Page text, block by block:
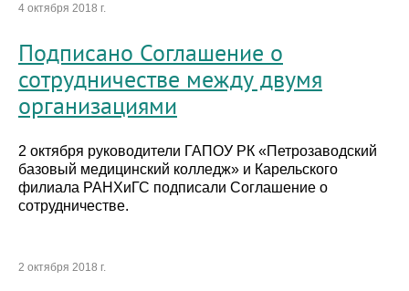
4 октября 2018 г.
Подписано Соглашение о
сотрудничестве между двумя
организациями
2 октября руководители ГАПОУ РК «Петрозаводский
базовый медицинский колледж» и Карельского
филиала РАНХиГС подписали Соглашение о
сотрудничестве.
2 октября 2018 г.